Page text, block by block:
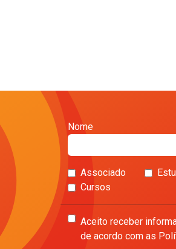
Nome
Associado
Cursos
Aceito receber
de acordo com as